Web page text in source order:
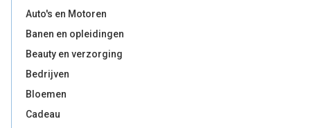
Auto's en Motoren
Banen en opleidingen
Beauty en verzorging
Bedrijven
Bloemen
Cadeau